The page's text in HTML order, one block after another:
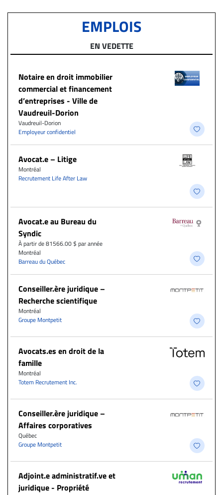
EMPLOIS
EN VEDETTE
Notaire en droit immobilier
commercial et financement
d’entreprises - Ville de
Vaudreuil-Dorion
Vaudreuil-Dorion
Employeur confidentiel
Avocat.e – Litige
Montréal
Recrutement Life After Law
Avocat.e au Bureau du
Syndic
À partir de 81566.00 $ par année
Montréal
Barreau du Québec
Conseiller.ère juridique –
Recherche scientifique
Montréal
Groupe Montpetit
Avocats.es en droit de la
famille
Montréal
Totem Recrutement Inc.
Conseiller.ère juridique –
Affaires corporatives
Québec
Groupe Montpetit
Adjoint.e administratif.ve et
juridique - Propriété